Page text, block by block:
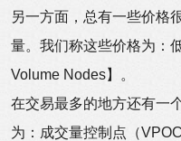
另一方面，总有一些价格
量。我们称这些价格为：
Volume Nodes】。
在交易最多的地方还有一
为：成交量控制点（